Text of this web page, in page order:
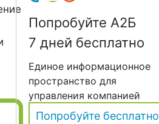
Попробуйте А2Б
7 дней бесплатно
Единое информационное
пространство для
управления компанией
Попробуйте бесплатно